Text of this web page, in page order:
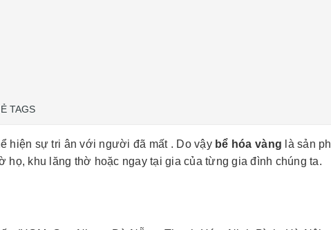
TAGS
hiện sự tri ân với người đã mất . Do vậy bể hóa vàng là sản
họ, khu lăng thờ hoặc ngay tại gia của từng gia đình chúng ta.